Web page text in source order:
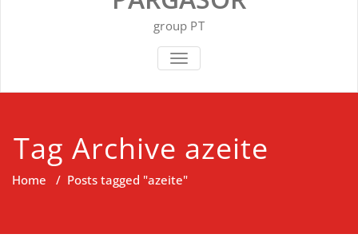
group PT
TOGGLE NAVIGATION
Tag Archive azeite
Home / Posts tagged "azeite"